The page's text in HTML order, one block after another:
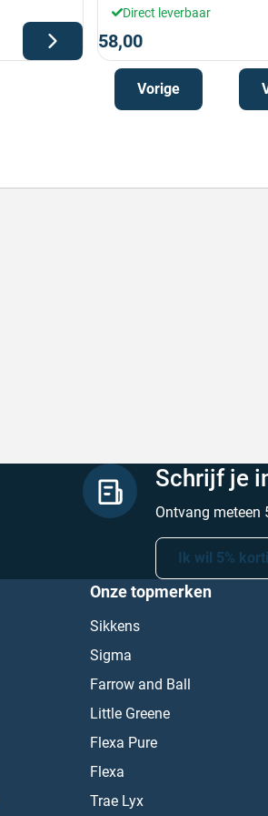
Direct leverbaar
58,00
Vorige
Schrijf je
Ontvang meteen
Ik wil 5%
Onze topmerken
Sikkens
Sigma
Farrow and Ball
Little Greene
Flexa Pure
Flexa
Trae Lyx